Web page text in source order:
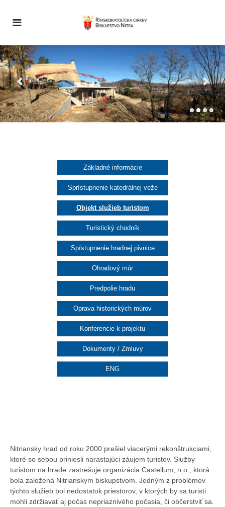
Základné informácie
Sprístupnenie katedrálnej veže
Objekt služieb turistom
Turistický chodník
Spístupnenie hradnej pivnice
Ohradový múr
Predpolie hradu
Oprava historických múrov
Konferencie k projektu
Dokumenty / Zmluvy
ENG
Nitriansky hrad od roku 2000 prešiel viacerými rekonštrukciami,
ktoré so sebou priniesli narastajúci záujem turistov. Služby
turistom na hrade zastrešuje organizácia Castellum, n.o., ktorá
bola založená Nitrianskym biskupstvom. Jedným z problémov
týchto služieb bol nedostatok priestorov, v ktorých by sa turisti
mohli zdržiavať aj počas nepriaznivého počasia, či občerstviť sa.